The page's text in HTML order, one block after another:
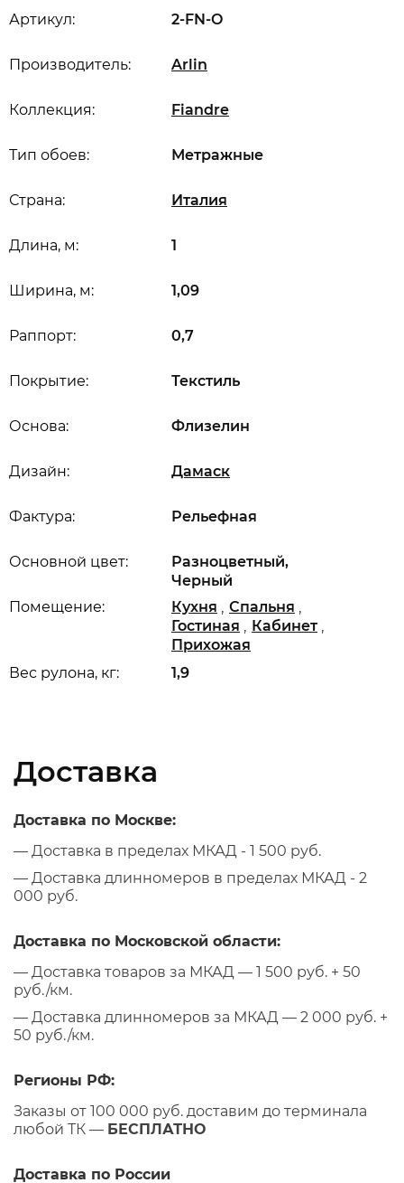
Артикул: 2-FN-O
Производитель: Arlin
Коллекция: Fiandre
Длина, м: 1
Ширина, м: 1,09
Вес рулона, кг: 1,9
Раппорт: 0,7
Основной цвет:
Разноцветный,
Черный
Дизайн: Дамаск
Основа: Флизелин
Покрытие: Текстиль
Помещение: Кухня , Спальня ,
Гостиная , Кабинет ,
Прихожая
Страна: Италия
Тип обоев: Метражные
Фактура: Рельефная
Доставка
Доставка по Москве:
— Доставка в пределах МКАД - 1 500 руб.
— Доставка длинномеров в пределах МКАД - 2
000 руб.
Доставка по Московской области:
— Доставка товаров за МКАД — 1 500 руб. + 50
руб./км.
— Доставка длинномеров за МКАД — 2 000 руб. +
50 руб./км.
Регионы РФ:
Заказы от 100 000 руб. доставим до терминала
любой ТК — БЕСПЛАТНО
Доставка по России